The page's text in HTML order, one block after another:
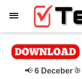
6 Deceberके